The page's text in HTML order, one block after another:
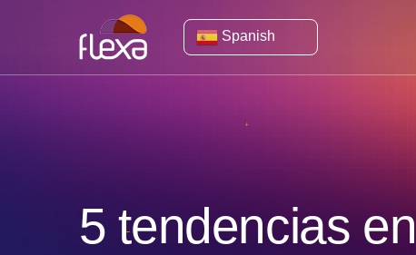
Spanish
5 tendencias